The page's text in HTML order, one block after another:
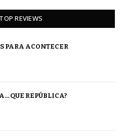
TOP REVIEWS
PARA ACONTECER
QUE REPÚBLICA?